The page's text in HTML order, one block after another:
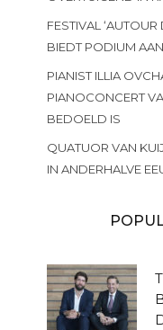
FESTIVAL
BIEDT PODIUM
PIANIST ILLIA
PIANOCONCERT
BEDOELD IS
QUATUOR VAN
IN ANDERHALVE